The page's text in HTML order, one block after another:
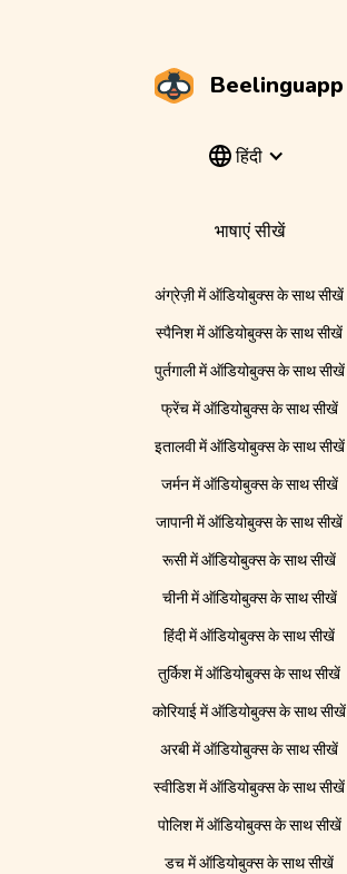
Beelinguapp
हिंदी
भाषाएं सीखें
अंग्रेज़ी में ऑडियोबुक्स के साथ सीखें
स्पैनिश में ऑडियोबुक्स के साथ सीखें
पुर्तगाली में ऑडियोबुक्स के साथ सीखें
फ्रेंच में ऑडियोबुक्स के साथ सीखें
इतालवी में ऑडियोबुक्स के साथ सीखें
जर्मन में ऑडियोबुक्स के साथ सीखें
जापानी में ऑडियोबुक्स के साथ सीखें
रूसी में ऑडियोबुक्स के साथ सीखें
चीनी में ऑडियोबुक्स के साथ सीखें
हिंदी में ऑडियोबुक्स के साथ सीखें
तुर्किश में ऑडियोबुक्स के साथ सीखें
कोरियाई में ऑडियोबुक्स के साथ सीखें
अरबी में ऑडियोबुक्स के साथ सीखें
स्वीडिश में ऑडियोबुक्स के साथ सीखें
पोलिश में ऑडियोबुक्स के साथ सीखें
डच में ऑडियोबुक्स के साथ सीखें